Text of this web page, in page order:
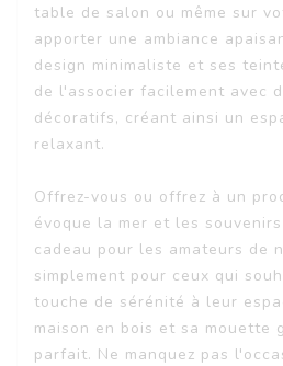
table de salon ou même sur
apporter une ambiance
design minimaliste et ses
de l'associer facilement avec
décoratifs, créant ainsi un
relaxant.
Offrez-vous ou offrez à un
évoque la mer et les
cadeau pour les amateurs de
simplement pour ceux qui
touche de sérénité à leur
maison en bois et sa mouette
parfait. Ne manquez pas